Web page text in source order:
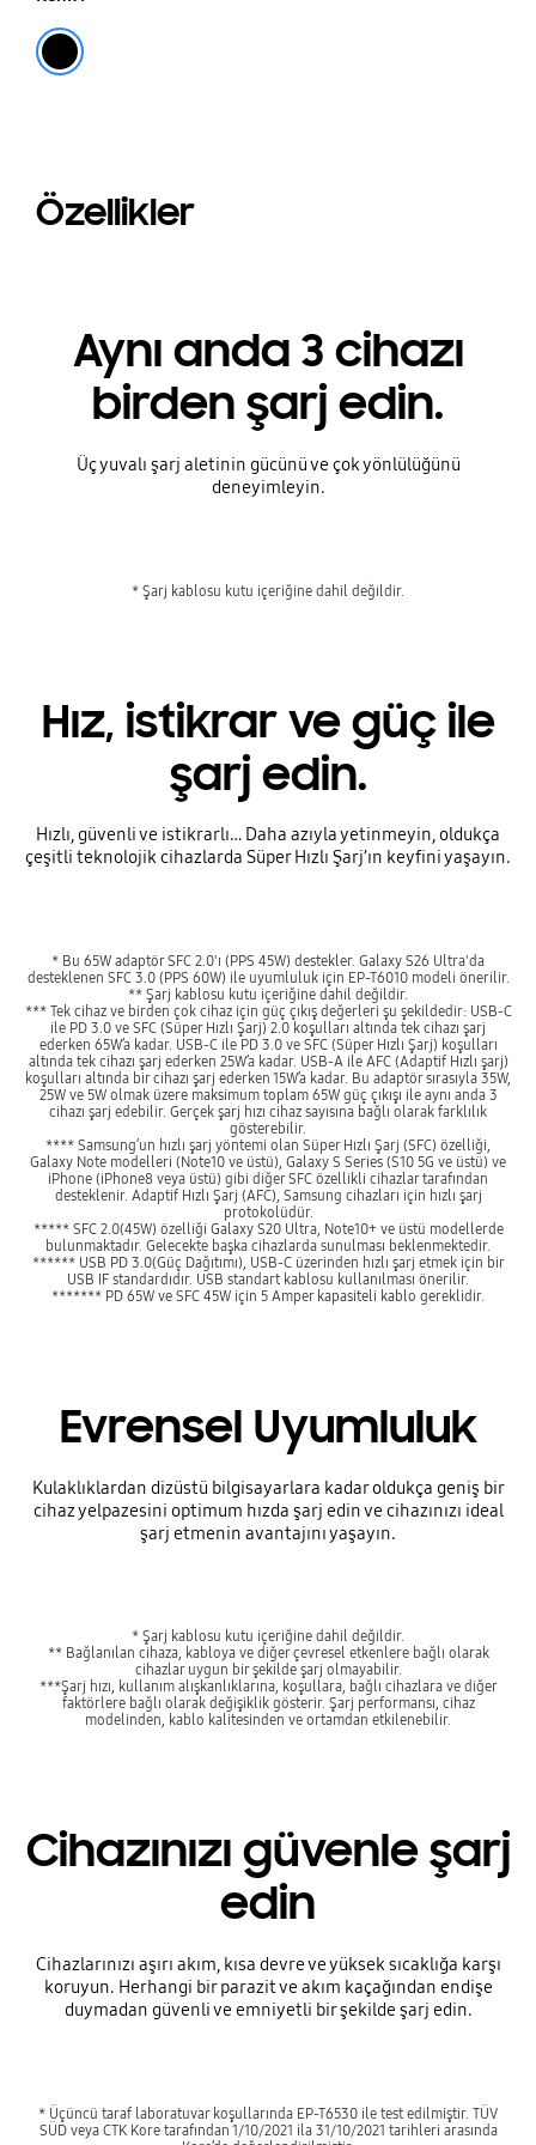
Özellikler
Aynı anda 3 cihazı
birden şarj edin.
Üç yuvalı şarj aletinin gücünü ve çok yönlülüğünü
deneyimleyin.
* Şarj kablosu kutu içeriğine dahil değildir.
Hız, istikrar ve güç ile
şarj edin.
Hızlı, güvenli ve istikrarlı… Daha azıyla yetinmeyin, oldukça
çeşitli teknolojik cihazlarda Süper Hızlı Şarj’ın keyfini yaşayın.
* Bu 65W adaptör SFC 2.0'ı (PPS 45W) destekler. Galaxy S26 Ultra'da
desteklenen SFC 3.0 (PPS 60W) ile uyumluluk için EP-T6010 modeli önerilir.
** Şarj kablosu kutu içeriğine dahil değildir.
*** Tek cihaz ve birden çok cihaz için güç çıkış değerleri şu şekildedir: USB-C
ile PD 3.0 ve SFC (Süper Hızlı Şarj) 2.0 koşulları altında tek cihazı şarj
ederken 65W’a kadar. USB-C ile PD 3.0 ve SFC (Süper Hızlı Şarj) koşulları
altında tek cihazı şarj ederken 25W’a kadar. USB-A ile AFC (Adaptif Hızlı şarj)
koşulları altında bir cihazı şarj ederken 15W’a kadar. Bu adaptör sırasıyla 35W,
25W ve 5W olmak üzere maksimum toplam 65W güç çıkışı ile aynı anda 3
cihazı şarj edebilir. Gerçek şarj hızı cihaz sayısına bağlı olarak farklılık
gösterebilir.
**** Samsung’un hızlı şarj yöntemi olan Süper Hızlı Şarj (SFC) özelliği,
Galaxy Note modelleri (Note10 ve üstü), Galaxy S Series (S10 5G ve üstü) ve
iPhone (iPhone8 veya üstü) gibi diğer SFC özellikli cihazlar tarafından
desteklenir. Adaptif Hızlı Şarj (AFC), Samsung cihazları için hızlı şarj
protokolüdür.
***** SFC 2.0(45W) özelliği Galaxy S20 Ultra, Note10+ ve üstü modellerde
bulunmaktadır. Gelecekte başka cihazlarda sunulması beklenmektedir.
****** USB PD 3.0(Güç Dağıtımı), USB-C üzerinden hızlı şarj etmek için bir
USB IF standardıdır. USB standart kablosu kullanılması önerilir.
******* PD 65W ve SFC 45W için 5 Amper kapasiteli kablo gereklidir.
Evrensel Uyumluluk
Kulaklıklardan dizüstü bilgisayarlara kadar oldukça geniş bir
cihaz yelpazesini optimum hızda şarj edin ve cihazınızı ideal
şarj etmenin avantajını yaşayın.
* Şarj kablosu kutu içeriğine dahil değildir.
** Bağlanılan cihaza, kabloya ve diğer çevresel etkenlere bağlı olarak
cihazlar uygun bir şekilde şarj olmayabilir.
***Şarj hızı, kullanım alışkanlıklarına, koşullara, bağlı cihazlara ve diğer
faktörlere bağlı olarak değişiklik gösterir. Şarj performansı, cihaz
modelinden, kablo kalitesinden ve ortamdan etkilenebilir.
Cihazınızı güvenle şarj
edin
Cihazlarınızı aşırı akım, kısa devre ve yüksek sıcaklığa karşı
koruyun. Herhangi bir parazit ve akım kaçağından endişe
duymadan güvenli ve emniyetli bir şekilde şarj edin.
* Üçüncü taraf laboratuvar koşullarında EP-T6530 ile test edilmiştir. TÜV
SÜD veya CTK Kore tarafından 1/10/2021 ila 31/10/2021 tarihleri arasında